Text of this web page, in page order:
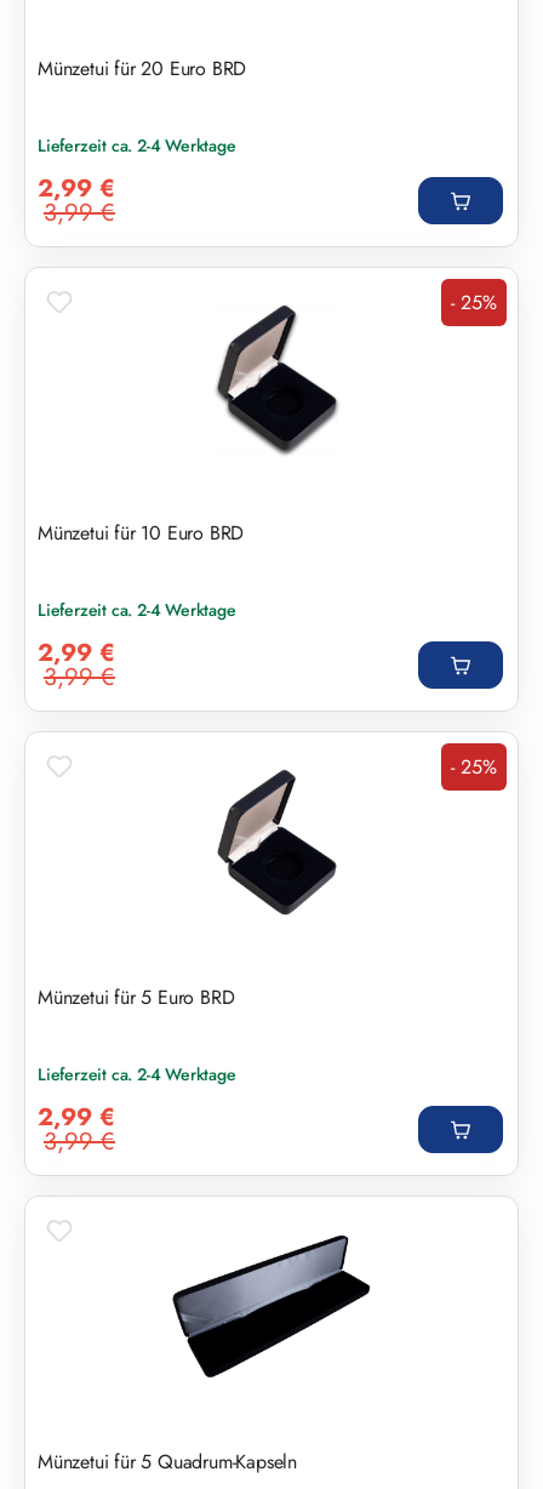
Münzetui für 20 Euro BRD
Lieferzeit ca. 2-4 Werktage
2,99 €
Regulärer Preis:
3,99 €
Rabatt
- 25%
Münzetui für 10 Euro BRD
Lieferzeit ca. 2-4 Werktage
2,99 €
Regulärer Preis:
3,99 €
Rabatt
- 25%
Münzetui für 5 Euro BRD
Lieferzeit ca. 2-4 Werktage
2,99 €
Regulärer Preis:
3,99 €
Münzetui für 5 Quadrum-Kapseln